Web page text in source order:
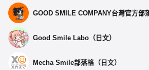
GOOD SMILE COMPANY台灣官方部
Good Smile Labo（日文）
Mecha Smile部落格（日文）